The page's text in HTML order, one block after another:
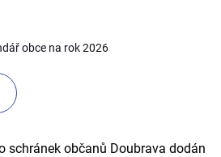
obce na rok 2026
schránek občanů Doubrava dodán